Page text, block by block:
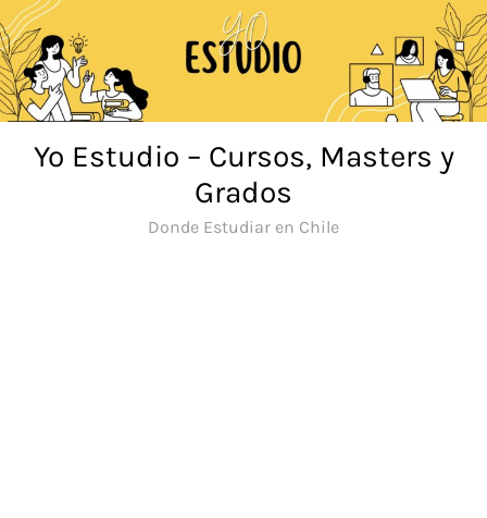
Saltar
al
contenido
Yo Estudio – Cursos, Masters y
Grados
Donde Estudiar en Chile